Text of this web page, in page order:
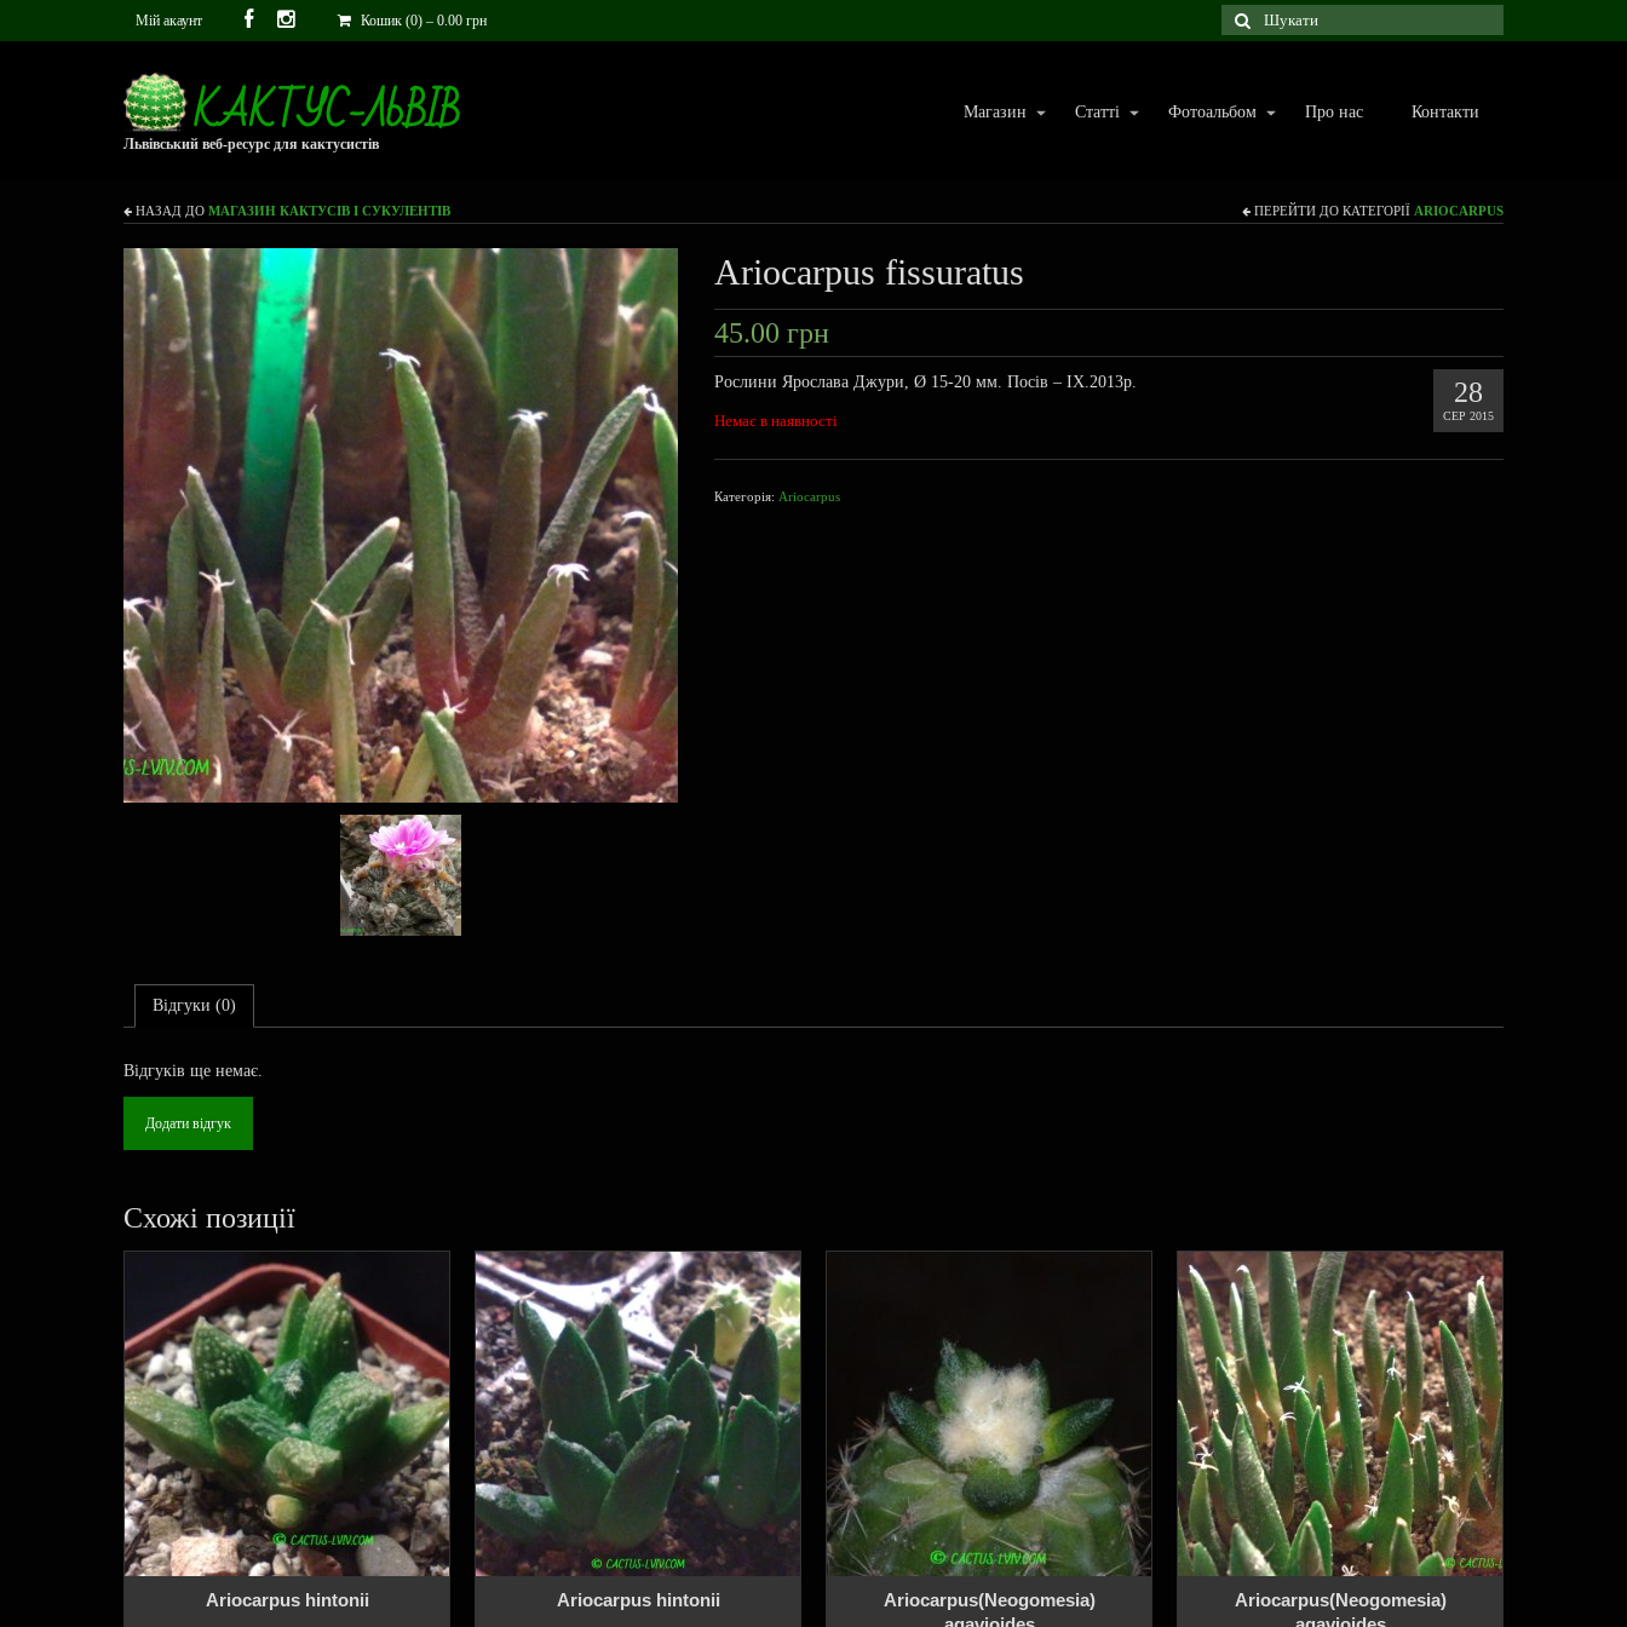
Мій акаунт Кошик (0) – 0.00 грн
Львівський веб-ресурс для кактусистів
Магазин Статті Фотоальбом Про нас Контакти
НАЗАД ДО МАГАЗИН КАКТУСІВ І СУКУЛЕНТІВ ПЕРЕЙТИ ДО КАТЕГОРІЇ ARIOCARPUS
Ariocarpus fissuratus
45.00 грн
28
СЕР 2015
Рослини Ярослава Джури, Ø 15-20 мм. Посів – ІХ.2013р.
Немає в наявності
Категорія: Ariocarpus
Відгуки (0)
Відгуків ще немає.
Додати відгук
Схожі позиції
Ariocarpus hintonii Ariocarpus hintonii
Ariocarpus(Neogomesia)
Ariocarpus(Neogomesia)